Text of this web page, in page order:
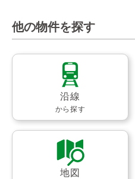
他の物件を探す
沿線
から探す
地図